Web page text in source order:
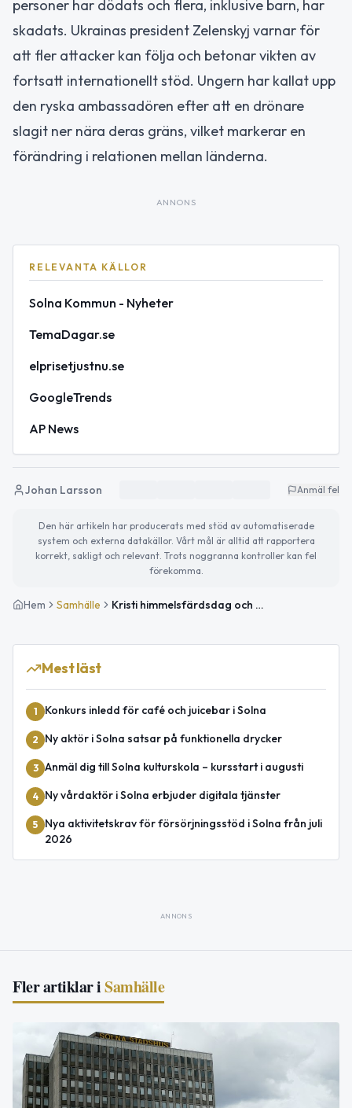
personer har dödats och flera, inklusive barn, har
skadats. Ukrainas president Zelenskyj varnar för
att fler attacker kan följa och betonar vikten av
fortsatt internationellt stöd. Ungern har kallat upp
den ryska ambassadören efter att en drönare
slagit ner nära deras gräns, vilket markerar en
förändring i relationen mellan länderna.
ANNONS
RELEVANTA KÄLLOR
Solna Kommun - Nyheter
TemaDagar.se
elprisetjustnu.se
GoogleTrends
AP News
Johan Larsson Anmäl fel
Den här artikeln har producerats med stöd av automatiserade
system och externa datakällor. Vårt mål är alltid att rapportera
korrekt, sakligt och relevant. Trots noggranna kontroller kan fel
förekomma.
Hem Samhälle Kristi himmelsfärdsdag och Folknykterhetens dag uppmärksammas
Mest läst
1 Konkurs inledd för café och juicebar i Solna
2 Ny aktör i Solna satsar på funktionella drycker
3 Anmäl dig till Solna kulturskola – kursstart i augusti
4 Ny vårdaktör i Solna erbjuder digitala tjänster
5
Nya aktivitetskrav för försörjningsstöd i Solna från juli
2026
ANNONS
Fler artiklar iSamhälle